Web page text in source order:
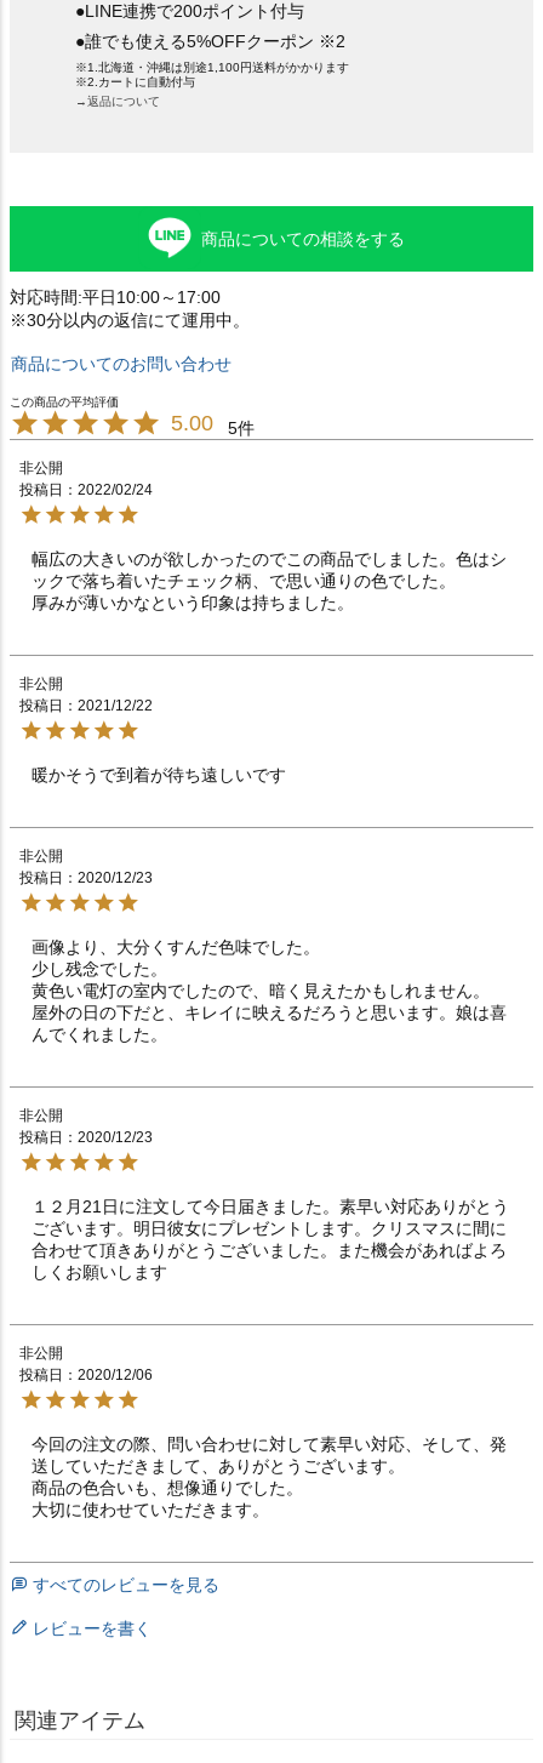
●LINE連携で200ポイント付与
●誰でも使える5%OFFクーポン ※2
※1.北海道・沖縄は別途1,100円送料がかかります
※2.カートに自動付与
→返品について
商品についての相談をする
対応時間:平日10:00～17:00
※30分以内の返信にて運用中。
商品についてのお問い合わせ
5.00 5
非公開
投稿日
2022/02/24
幅広の大きいのが欲しかったのでこの商品でしました。色はシ
ックで落ち着いたチェック柄、で思い通りの色でした。
厚みが薄いかなという印象は持ちました。
非公開
投稿日
2021/12/22
暖かそうで到着が待ち遠しいです
非公開
投稿日
2020/12/23
画像より、大分くすんだ色味でした。
少し残念でした。
黄色い電灯の室内でしたので、暗く見えたかもしれません。
屋外の日の下だと、キレイに映えるだろうと思います。娘は喜
非公開
投稿日
2020/12/23
１２月21日に注文して今日届きました。素早い対応ありがとう
ございます。明日彼女にプレゼントします。クリスマスに間に
合わせて頂きありがとうございました。また機会があればよろ
しくお願いします
非公開
投稿日
2020/12/06
今回の注文の際、問い合わせに対して素早い対応、そして、発
送していただきまして、ありがとうございます。
商品の色合いも、想像通りでした。
大切に使わせていただきます。
すべてのレビューを見る
レビューを書く
関連アイテム